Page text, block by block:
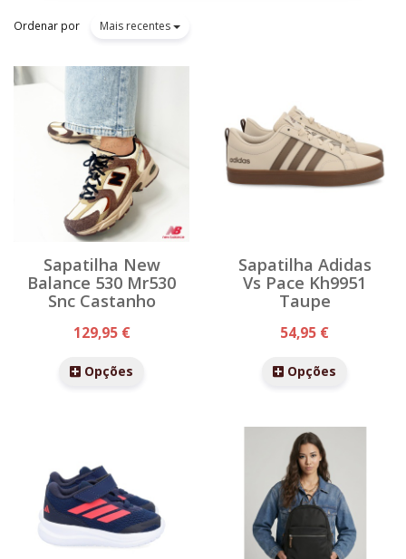
Ordenar por Mais recentes
Sapatilha New
Balance 530 Mr530
Snc Castanho
129,95 €
Opções
Sapatilha Adidas
Vs Pace Kh9951
Taupe
54,95 €
Opções